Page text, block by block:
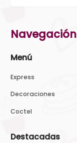
Navegación
Menú
Express
Decoraciones
Coctel
Destacadas